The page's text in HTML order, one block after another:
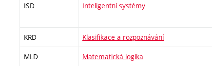
ISD Inteligentní systémy
KRD Klasifikace a rozpoznávání
MLD Matematická logika